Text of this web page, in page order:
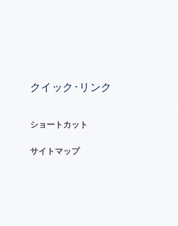
クイック･リンク
ショートカット
サイトマップ